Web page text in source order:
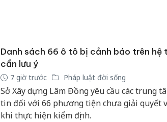
Danh sách 66 ô tô bị cảnh báo trên hệ
cần lưu ý
7 giờ trước Pháp luật đời sống
Sở Xây dựng Lâm Đồng yêu cầu các trung
tin đối với 66 phương tiện chưa giải quyết
khi thực hiện kiểm định.